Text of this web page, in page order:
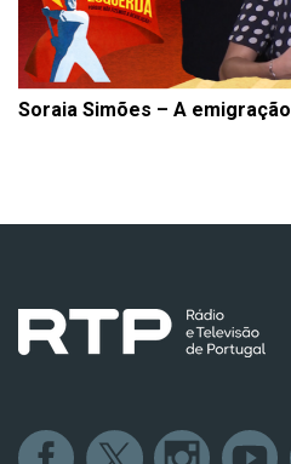
Soraia Simões – A emigração